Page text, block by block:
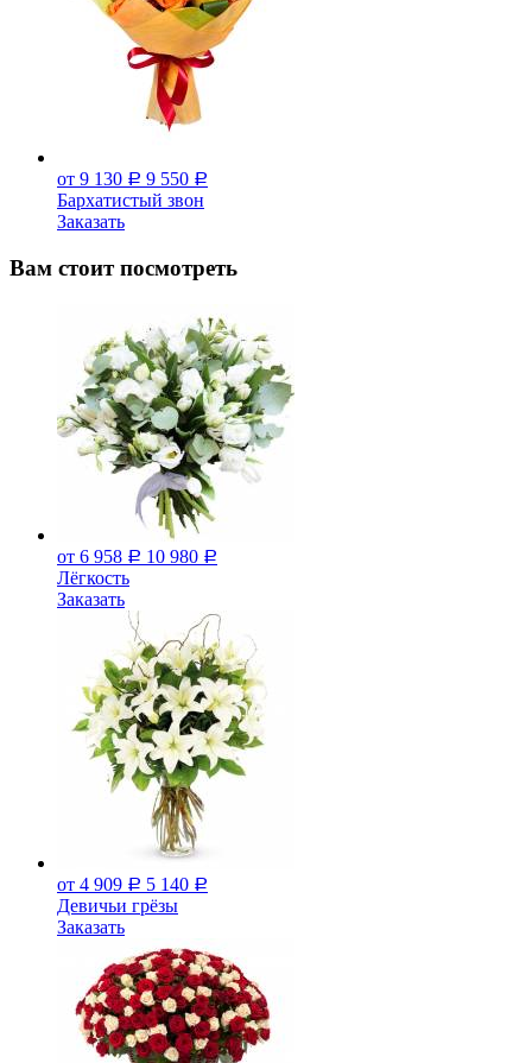
от 9 130 Р 9 550 Р
Бархатистый звон
Заказать
Вам стоит посмотреть
от 6 958 Р 10 980 Р
Лёгкость
Заказать
от 4 909 Р 5 140 Р
Девичьи грёзы
Заказать